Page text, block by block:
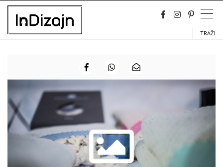
Skip
content
TRAŽI